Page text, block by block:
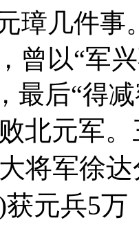
璋几件事
曾以“军
最后“得
北元军
将军徐
元兵5